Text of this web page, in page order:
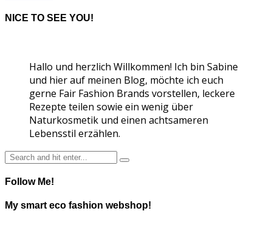
NICE TO SEE YOU!
Hallo und herzlich Willkommen! Ich bin Sabine
und hier auf meinen Blog, möchte ich euch
gerne Fair Fashion Brands vorstellen, leckere
Rezepte teilen sowie ein wenig über
Naturkosmetik und einen achtsameren
Lebensstil erzählen.
Follow Me!
My smart eco fashion webshop!